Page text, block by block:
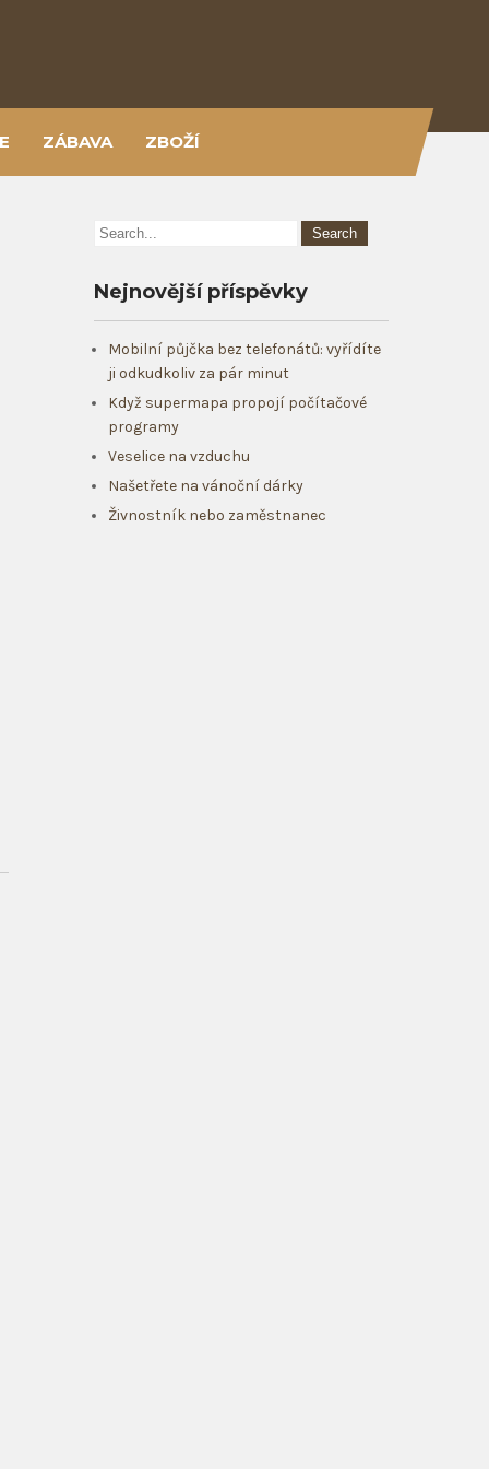
ZÁBAVA ZBOŽÍ
Nejnovější příspěvky
Mobilní půjčka bez telefonátů: vyřídíte
ji odkudkoliv za pár minut
Když supermapa propojí počítačové
programy
Veselice na vzduchu
Našetřete na vánoční dárky
Živnostník nebo zaměstnanec